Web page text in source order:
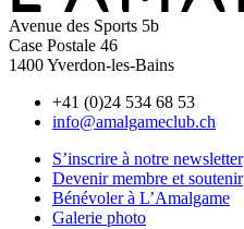
Avenue des Sports 5b
Case Postale 46
1400 Yverdon-les-Bains
+41 (0)24 534 68 53
info@amalgameclub.ch
S’inscrire à notre newsletter
Devenir membre et soutenir
Bénévoler à L’Amalgame
Galerie photo